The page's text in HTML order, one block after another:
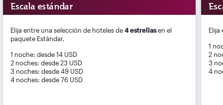
Escala estándar
Elija entre una selección de hoteles de4 estrellasen el
paquete Estándar.
1 noche: desde 14 USD
2 noches: desde 23 USD
3 noches: desde 49 USD
4 noches: desde 76 USD
1
2
3
4